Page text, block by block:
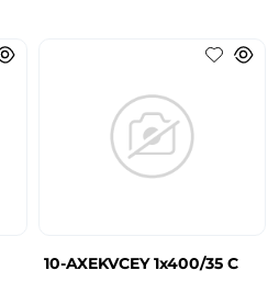
10-AXEKVCEY 1x400/35 C